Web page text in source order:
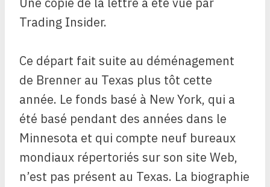
Trading Insider.
Ce départ fait suite au déménagement
de Brenner au Texas plus tôt cette
année. Le fonds basé à New York, qui a
été basé pendant des années dans le
Minnesota et qui compte neuf bureaux
mondiaux répertoriés sur son site Web,
n’est pas présent au Texas. La biographie